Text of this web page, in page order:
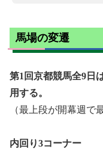
馬場の変遷
第1回京都競馬全9日
用する。
（最上段が開幕週で
内回り3コーナー